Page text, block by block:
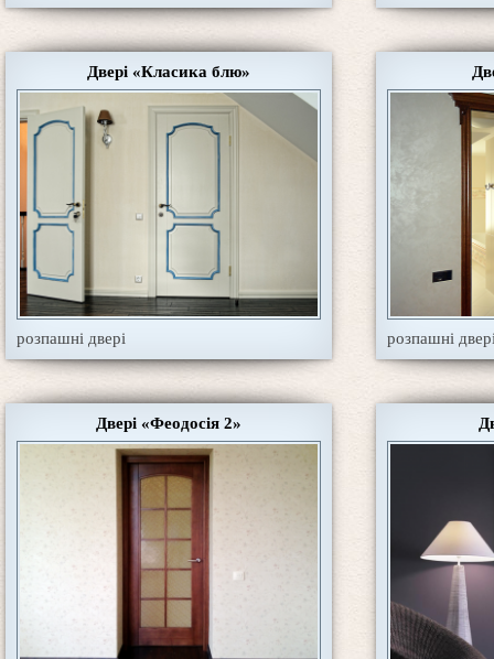
Двері «Класика блю»
розпашні двері розпашні
Двері «Феодосія 2»